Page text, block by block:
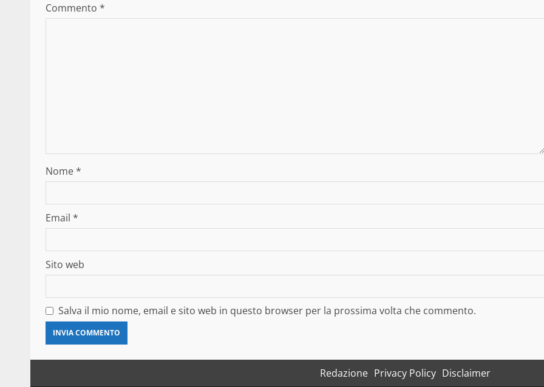
Commento *
Nome*
Email *
Sito web
Salva il mio nome, email e sito web in questo browser per la prossima volta che commento.
Redazione Privacy Policy Disclaimer